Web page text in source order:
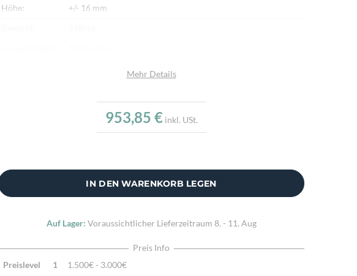
Höhe:
+/- 16 mm
Highlights:
Natürliche Schafwolle, Von Hand geknüpft, Traditionelle
Machart
Mehr Details
953,85 € inkl. USt.
IN DEN WARENKORB LEGEN
Auf Lager: Voraussichtlicher Lieferzeitraum 8. - 11. Aug
Preis Info
Preislevel
1
1.500€ - 3.000€